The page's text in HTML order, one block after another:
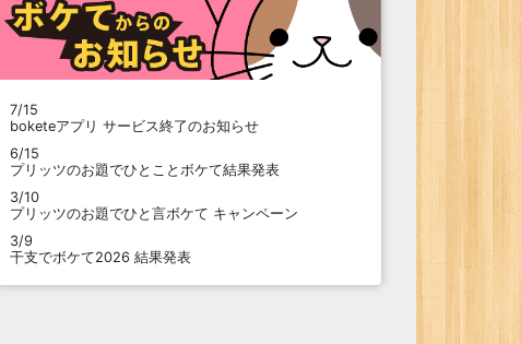
7/15
boketeアプリ サービス終了のお知らせ
6/15
プリッツのお題でひとことボケて結果発表
3/10
プリッツのお題でひと言ボケて キャンペーン
3/9
干支でボケて2026 結果発表